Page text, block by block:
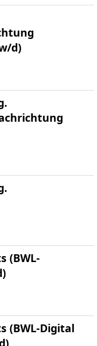
d)
(BWL-
(BWL-Digital